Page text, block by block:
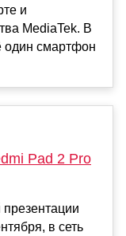
и
MediaTek. В
один смартфон
Pad 2 Pro
в сеть